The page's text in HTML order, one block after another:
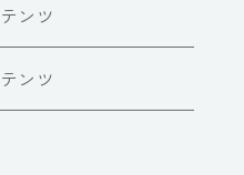
ンツ
ンツ